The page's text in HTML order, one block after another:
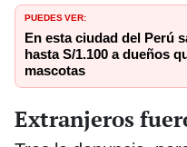
PUEDES VER:
En esta ciudad del Perú
hasta S/1.100 a dueños
mascotas
Extranjeros